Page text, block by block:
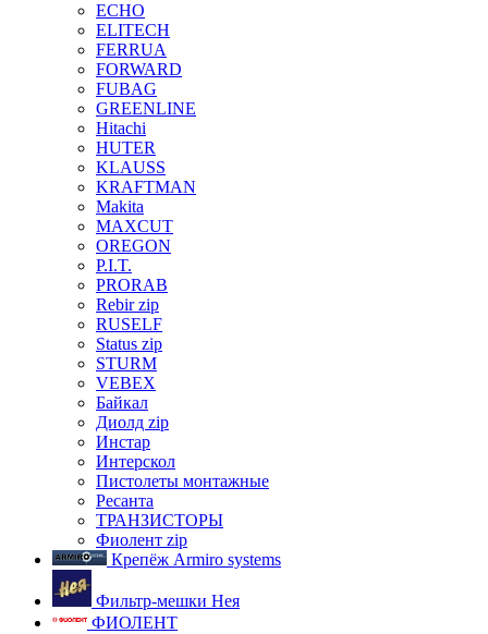
ECHO
ELITECH
FERRUA
FORWARD
FUBAG
GREENLINE
Hitachi
HUTER
KLAUSS
KRAFTMAN
Makita
MAXCUT
OREGON
P.I.T.
PRORAB
Rebir zip
RUSELF
Status zip
STURM
VEBEX
Байкал
Диолд zip
Инстар
Интерскол
Пистолеты монтажные
Ресанта
ТРАНЗИСТОРЫ
Фиолент zip
Крепёж Armiro systems
Фильтр-мешки Нея
ФИОЛЕНТ